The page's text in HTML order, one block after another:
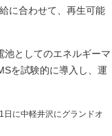
に合わせて、再生可能
池としてのエネルギーマ
を試験的に導入し、運
に中軽井沢にグランドオ